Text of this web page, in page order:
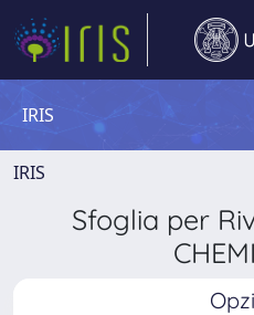
IRIS
IRIS
Sfoglia per